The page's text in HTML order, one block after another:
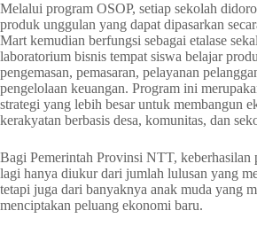
Melalui program OSOP, setiap sekolah
produk unggulan yang dapat dipasarkan
Mart kemudian berfungsi sebagai etalase
laboratorium bisnis tempat siswa belajar
pengemasan, pemasaran, pelayanan
pengelolaan keuangan. Program ini
strategi yang lebih besar untuk membangun
kerakyatan berbasis desa, komunitas, dan
Bagi Pemerintah Provinsi NTT, keberhasilan
lagi hanya diukur dari jumlah lulusan yang
tetapi juga dari banyaknya anak muda yang
menciptakan peluang ekonomi baru.